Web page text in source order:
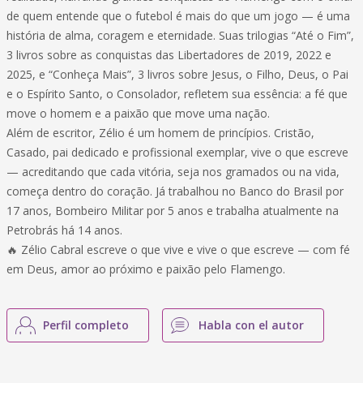
de quem entende que o futebol é mais do que um jogo — é uma
história de alma, coragem e eternidade. Suas trilogias “Até o Fim”,
3 livros sobre as conquistas das Libertadores de 2019, 2022 e
2025, e “Conheça Mais”, 3 livros sobre Jesus, o Filho, Deus, o Pai
e o Espírito Santo, o Consolador, refletem sua essência: a fé que
move o homem e a paixão que move uma nação.
Além de escritor, Zélio é um homem de princípios. Cristão,
Casado, pai dedicado e profissional exemplar, vive o que escreve
— acreditando que cada vitória, seja nos gramados ou na vida,
começa dentro do coração. Já trabalhou no Banco do Brasil por
17 anos, Bombeiro Militar por 5 anos e trabalha atualmente na
Petrobrás há 14 anos.
🔥 Zélio Cabral escreve o que vive e vive o que escreve — com fé
em Deus, amor ao próximo e paixão pelo Flamengo.
Perfil completo Habla con el autor